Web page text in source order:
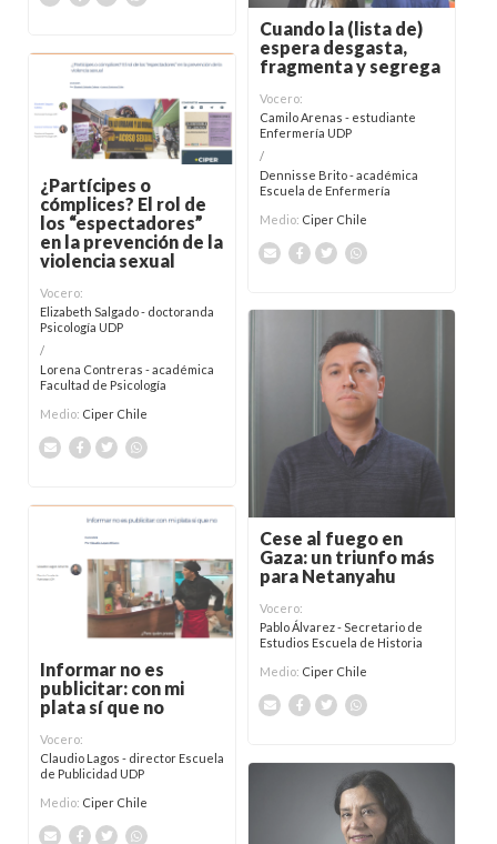
Cuando la (lista de)
espera desgasta,
fragmenta y segrega
Vocero:
Camilo Arenas - estudiante
Enfermería UDP
/
Dennisse Brito - académica
Escuela de Enfermería
Medio: Ciper Chile
¿Partícipes o
cómplices? El rol de
los “espectadores”
en la prevención de la
violencia sexual
Vocero:
Elizabeth Salgado - doctoranda
Psicología UDP
/
Lorena Contreras - académica
Facultad de Psicología
Medio: Ciper Chile
Cese al fuego en
Gaza: un triunfo más
para Netanyahu
Vocero:
Pablo Álvarez - Secretario de
Estudios Escuela de Historia
Medio: Ciper Chile
Informar no es
publicitar: con mi
plata sí que no
Vocero:
Claudio Lagos - director Escuela
de Publicidad UDP
Medio: Ciper Chile